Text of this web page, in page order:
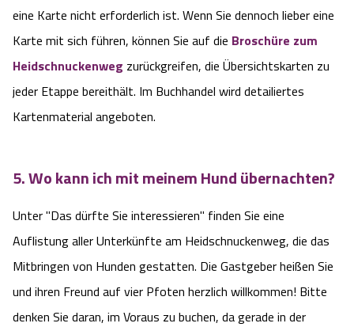
eine Karte nicht erforderlich ist. Wenn Sie dennoch lieber eine
Karte mit sich führen, können Sie auf die Broschüre zum
Heidschnuckenweg zurückgreifen, die Übersichtskarten zu
jeder Etappe bereithält. Im Buchhandel wird detailiertes
Kartenmaterial angeboten.
5. Wo kann ich mit meinem Hund übernachten?
Unter "Das dürfte Sie interessieren" finden Sie eine
Auflistung aller Unterkünfte am Heidschnuckenweg, die das
Mitbringen von Hunden gestatten. Die Gastgeber heißen Sie
und ihren Freund auf vier Pfoten herzlich willkommen! Bitte
denken Sie daran, im Voraus zu buchen, da gerade in der